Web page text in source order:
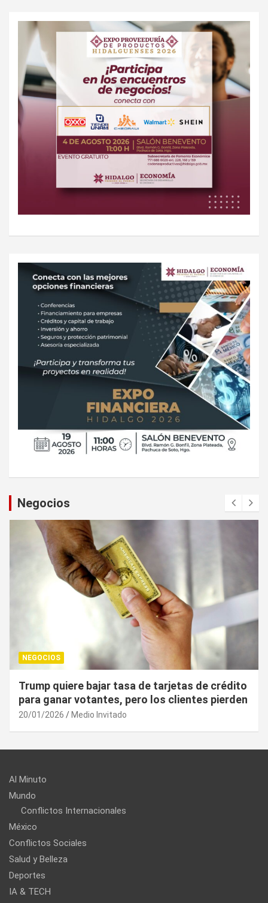
Negocios
NEGOCIOS
¿Cuál es el “arma nuclear económica” que la
UE puede utilizar contra EU?
20/01/2026 Medio Invitado
Al Minuto
Mundo
Conflictos Internacionales
México
Conflictos Sociales
Salud y Belleza
Deportes
IA & TECH